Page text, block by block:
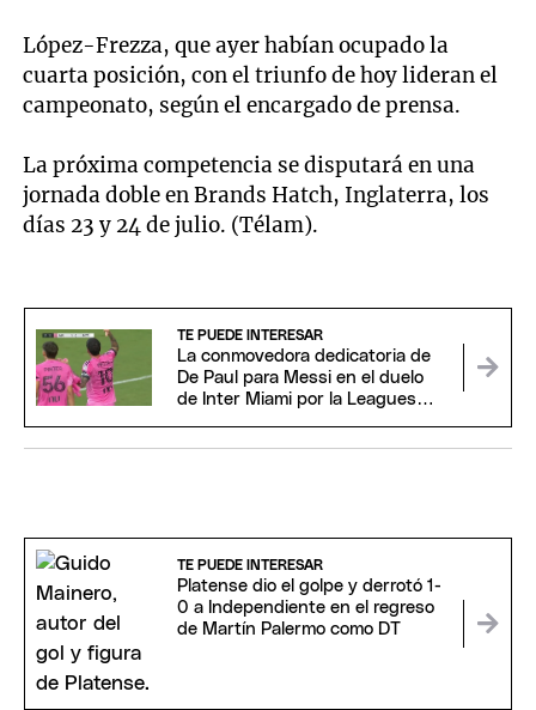
López-Frezza, que ayer habían ocupado la
cuarta posición, con el triunfo de hoy lideran el
campeonato, según el encargado de prensa.
La próxima competencia se disputará en una
jornada doble en Brands Hatch, Inglaterra, los
días 23 y 24 de julio. (Télam).
TE PUEDE INTERESAR
La conmovedora dedicatoria de
De Paul para Messi en el duelo
de Inter Miami por la Leagues
TE PUEDE INTERESAR
Platense dio el golpe y derrotó 1-
0 a Independiente en el regreso
de Martín Palermo como DT